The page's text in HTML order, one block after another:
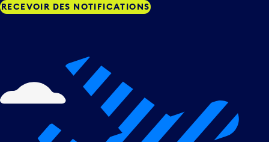
RECEVOIR DES NOTIFICATIONS